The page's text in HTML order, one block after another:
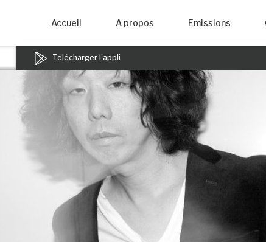
Accueil A propos Emissions
Télécharger l'appli